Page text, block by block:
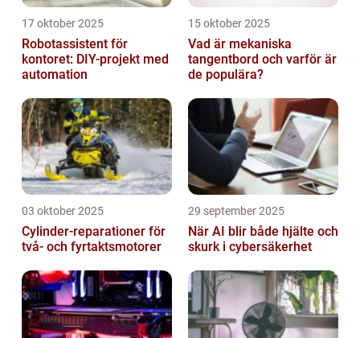
17 oktober 2025
Robotassistent för
kontoret: DIY-projekt med
automation
15 oktober 2025
Vad är mekaniska
tangentbord och varför är
de populära?
03 oktober 2025
Cylinder-reparationer för
två- och fyrtaktsmotorer
29 september 2025
När AI blir både hjälte och
skurk i cybersäkerhet